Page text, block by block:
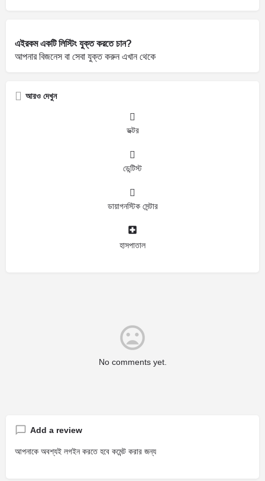
এইরকম একটি লিস্টিং যুক্ত করতে চান?
আপনার বিজনেস বা সেবা যুক্ত করুন এখান থেকে
আরও দেখুন
ডক্টর
ডেন্টিস্ট
ডায়াগনস্টিক সেন্টার
হাসপাতাল
No comments yet.
Add a review
আপনাকে অবশ্যই লগইন করতে হবে কমেন্ট করার জন্য